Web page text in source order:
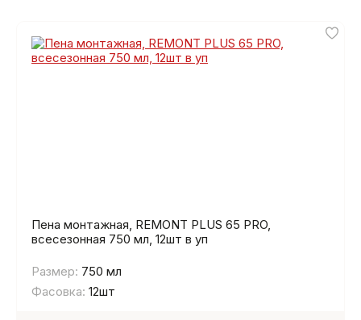
Пена монтажная, REMONT PLUS 65 PRO,
всесезонная 750 мл, 12шт в уп
Размер: 750 мл
Фасовка: 12шт